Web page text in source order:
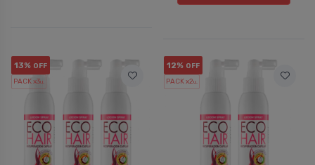
13% OFF
PACK x3u.
12% OFF
PACK x2u.